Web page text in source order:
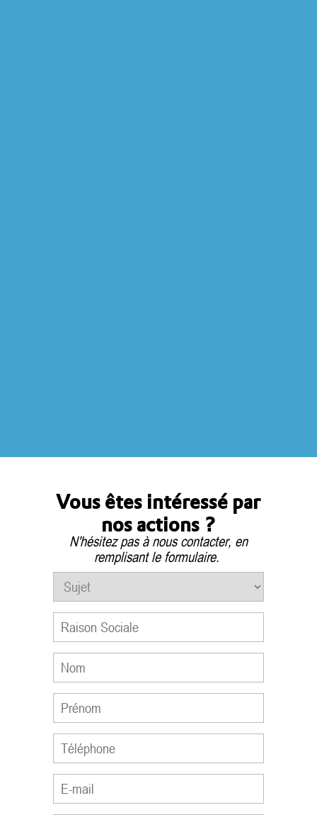
Vous êtes intéressé par
nos actions ?
N'hésitez pas à nous contacter, en
remplisant le formulaire.